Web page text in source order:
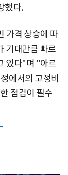
했다.
가격 상승에 따
기대만큼 빠르
있다"며 "아르
에서의 고정비
점검이 필수